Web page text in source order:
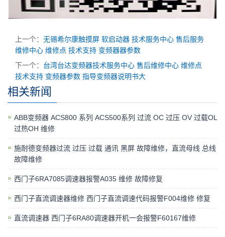
上一个： 无锡希尔康触摸屏 软启动器 技术服务中心 售后服务
维修中心 维修点 技术支持 变频器器参数
下一个： 台湾台达变频器技术服务中心 售后维修中心 维修点
技术支持 变频器参数 指导变频器说明书大
相关新闻
ABB变频器 ACS800 系列 ACS500系列 过流 OC 过压 OV 过载OL
过热OH 维修
施耐德变频器过流 过压 过载 通讯 黑屏 故障维修，直流母线 总线
故障维修
西门子6RA7085调速器报警A035 维修 故障修复
西门子直流调速器维修 西门子直流调速代码报警F004维修 修复
直流调速器 西门子6RA80调速器开机一会报警F60167维修